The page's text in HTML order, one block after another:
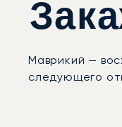
Маврикий —
следующего